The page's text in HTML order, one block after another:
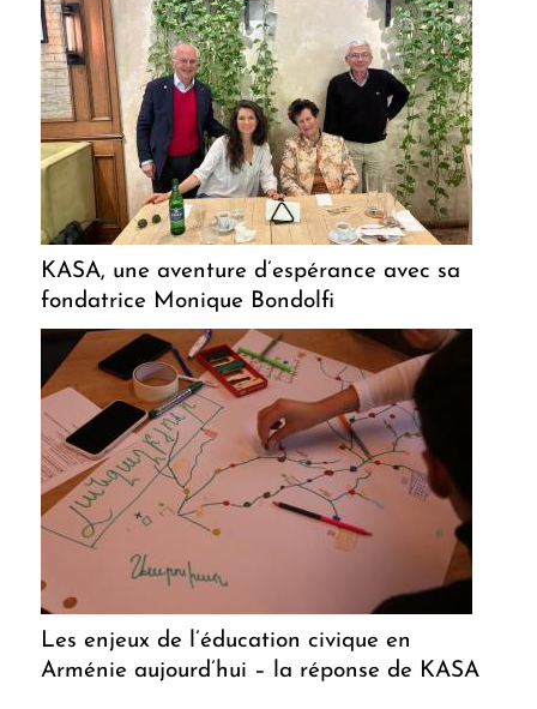
KASA, une aventure d’espérance avec sa
fondatrice Monique Bondolfi
Les enjeux de l’éducation civique en
Arménie aujourd’hui – la réponse de KASA